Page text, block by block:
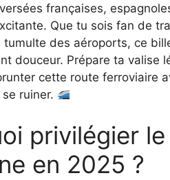
françaises,
Que tu sois fan de
tumulte des aéroports, ce
douceur. Prépare ta valise
cette route ferroviaire
ruiner.
privilégier
en 2025 ?